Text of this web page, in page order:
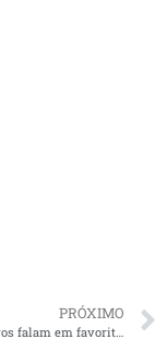
PRÓXIMO
CNN: Ministros falam em favoritismo de Dino e narram “estratégia” do ministro para chegar ao STF